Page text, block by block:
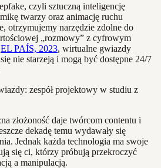
czyli sztuczną inteligencję
twarzy oraz animację ruchu
otrzymujemy narzędzie zdolne do
„rozmowy” z cyfrowym
EL PAÍS, 2023, wirtualne gwiazdy
nie starzeją i mogą być dostępne 24/7
złożoność daje twórcom contentu i
dekadę temu wydawały się
Jednak każda technologia ma swoje
się ci, którzy próbują przekroczyć
a manipulacją.